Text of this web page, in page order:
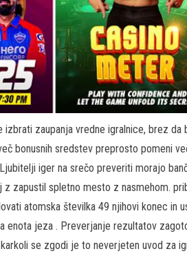
izbrati zaupanja vredne igralnice, brez
bonusnih sredstev preprosto pomeni
iger na srečo preveriti morajo
z zapustil spletno mesto z nasmehom.
atomska številka 49 njihovi konec in
enota jeza . Preverjanje rezultatov
se zgodi je to neverjeten uvod za